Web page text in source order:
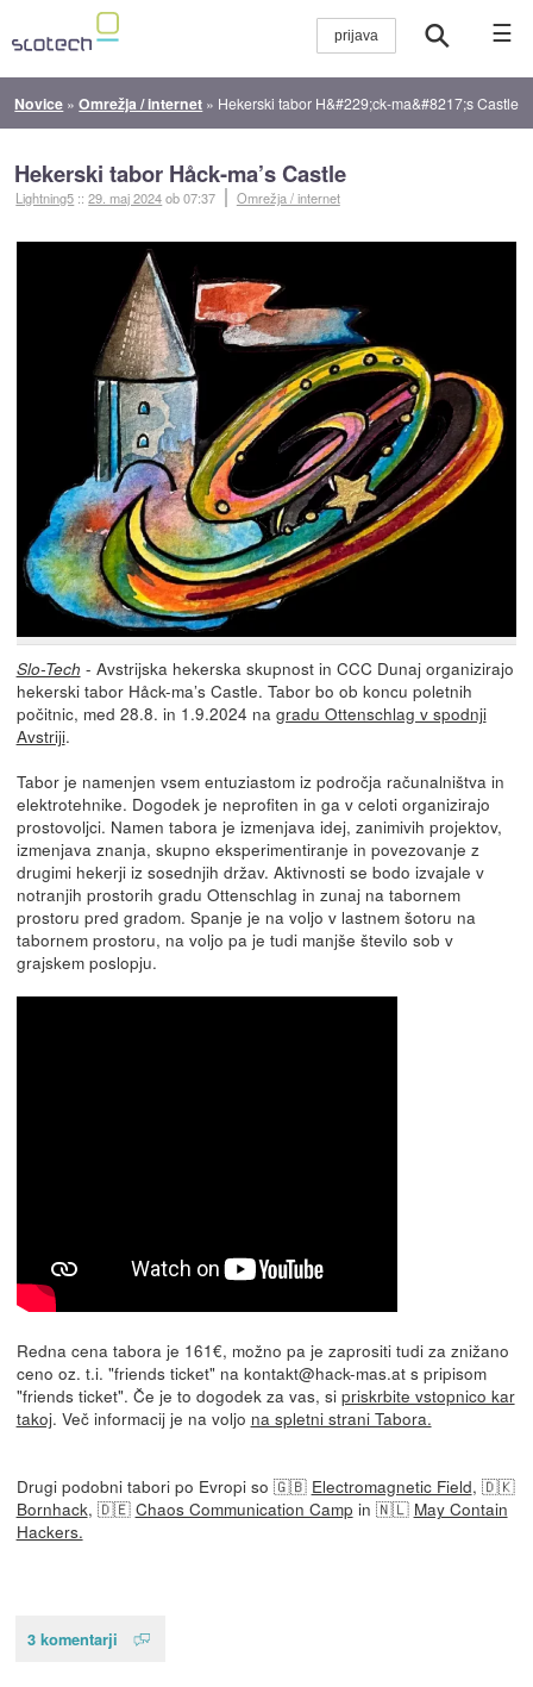
☰
Novice »Omrežja / internet » Hekerski tabor H&#229;ck-ma&#8217;s Castle
Hekerski tabor Håck-ma’s Castle
Lightning5 ::29. maj 2024ob 07:37 Omrežja / internet
Slo-Tech - Avstrijska hekerska skupnost in CCC Dunaj organizirajo
hekerski tabor Håck-ma’s Castle. Tabor bo ob koncu poletnih
počitnic, med 28.8. in 1.9.2024 na gradu Ottenschlag v spodnji
Avstriji.
Tabor je namenjen vsem entuziastom iz področja računalništva in
elektrotehnike. Dogodek je neprofiten in ga v celoti organizirajo
prostovoljci. Namen tabora je izmenjava idej, zanimivih projektov,
izmenjava znanja, skupno eksperimentiranje in povezovanje z
drugimi hekerji iz sosednjih držav. Aktivnosti se bodo izvajale v
notranjih prostorih gradu Ottenschlag in zunaj na tabornem
prostoru pred gradom. Spanje je na voljo v lastnem šotoru na
tabornem prostoru, na voljo pa je tudi manjše število sob v
grajskem poslopju.
Redna cena tabora je 161€, možno pa je zaprositi tudi za znižano
ceno oz. t.i. "friends ticket" na kontakt@hack-mas.at s pripisom
"friends ticket". Če je to dogodek za vas, si priskrbite vstopnico kar
takoj. Več informacij je na voljo na spletni strani Tabora.
Drugi podobni tabori po Evropi so 🇬🇧 Electromagnetic Field, 🇩🇰
Bornhack, 🇩🇪 Chaos Communication Camp in 🇳🇱 May Contain
Hackers.
3 komentarji